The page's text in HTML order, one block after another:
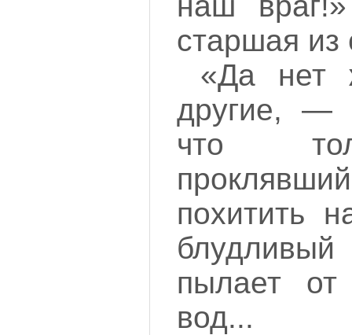
старшая из
«Да нет
другие, —
что
похитить
пылает от
вод...